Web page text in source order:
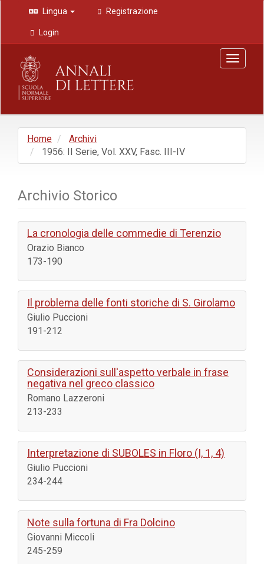
Navigazione
principale
Contenuto
principale
Barra
laterale
Lingua Registrazione
Login
Toggle
Home
Archivi
1956: II Serie, Vol. XXV, Fasc. III-IV
Archivio Storico
La cronologia delle commedie di Terenzio
Orazio Bianco
173-190
Il problema delle fonti storiche di S. Girolamo
Giulio Puccioni
191-212
Considerazioni sull'aspetto verbale in frase
negativa nel greco classico
Romano Lazzeroni
213-233
Interpretazione di SUBOLES in Floro (I, 1, 4)
Giulio Puccioni
234-244
Note sulla fortuna di Fra Dolcino
Giovanni Miccoli
245-259